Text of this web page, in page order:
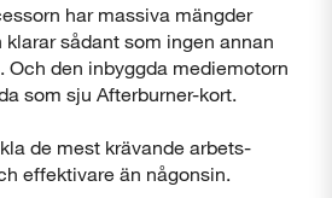
har massiva mängder
sådant som ingen annan
Och den inbyggda mediemotorn
som sju Afterburner-kort.
de mest krävande arbets­
effektivare än någonsin.
Stäng